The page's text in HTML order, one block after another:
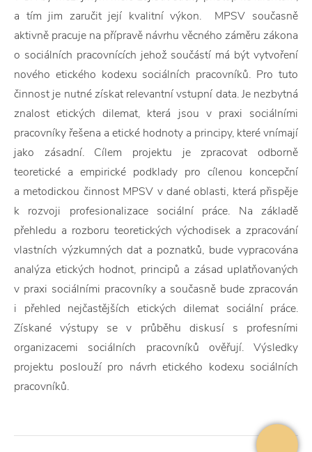
a tím jim zaručit její kvalitní výkon. MPSV současně
aktivně pracuje na přípravě návrhu věcného záměru zákona
o sociálních pracovnících jehož součástí má být vytvoření
nového etického kodexu sociálních pracovníků. Pro tuto
činnost je nutné získat relevantní vstupní data. Je nezbytná
znalost etických dilemat, která jsou v praxi sociálními
pracovníky řešena a etické hodnoty a principy, které vnímají
jako zásadní. Cílem projektu je zpracovat odborně
teoretické a empirické podklady pro cílenou koncepční
a metodickou činnost MPSV v dané oblasti, která přispěje
k rozvoji profesionalizace sociální práce. Na základě
přehledu a rozboru teoretických východisek a zpracování
vlastních výzkumných dat a poznatků, bude vypracována
analýza etických hodnot, principů a zásad uplatňovaných
v praxi sociálními pracovníky a současně bude zpracován
i přehled nejčastějších etických dilemat sociální práce.
Získané výstupy se v průběhu diskusí s profesními
organizacemi sociálních pracovníků ověřují. Výsledky
projektu poslouží pro návrh etického kodexu sociálních
pracovníků.